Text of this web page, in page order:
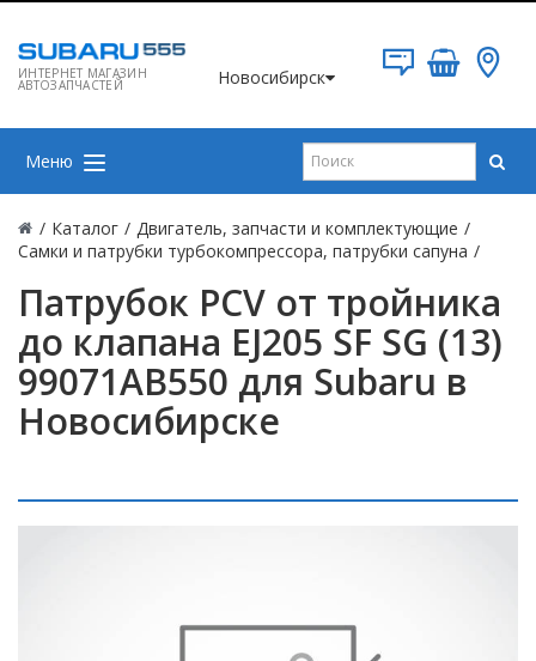
ИНТЕРНЕТ МАГАЗИН
АВТОЗАПЧАСТЕЙ Новосибирск
Меню
/ Каталог / Двигатель, запчасти и комплектующие /
Самки и патрубки турбокомпрессора, патрубки сапуна /
Патрубок PCV от тройника
до клапана EJ205 SF SG (13)
99071AB550 для Subaru в
Новосибирске